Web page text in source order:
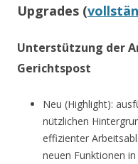
Upgrades (
Unterstützung der
Gerichtspost
Neu (Highlight):
nützlichen
effizienter
neuen Funktionen